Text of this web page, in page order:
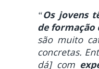
“Os jovens
de formação
são muito
concretas.
dá] com